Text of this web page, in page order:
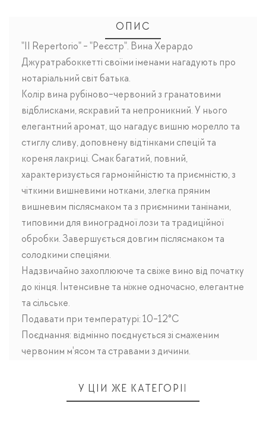
ОПИС
"Il Repertorio" - "Реєстр". Вина Херардо
Джуратрабоккетті своїми іменами нагадують про
нотаріальний світ батька.
Колір вина рубіново-червоний з гранатовими
відблисками, яскравий та непроникний. У нього
елегантний аромат, що нагадує вишню морелло та
стиглу сливу, доповнену відтінками спецій та
кореня лакриці. Смак багатий, повний,
характеризується гармонійністю та приємністю, з
чіткими вишневими нотками, злегка пряним
вишневим післясмаком та з приємними танінами,
типовими для виноградної лози та традиційної
обробки. Завершується довгим післясмаком та
солодкими спеціями.
Надзвичайно захоплююче та свіже вино від початку
до кінця. Інтенсивне та ніжне одночасно, елегантне
та сільське.
Подавати при температурі: 10-12°C
Поєднання: відмінно поєднується зі смаженим
червоним м'ясом та стравами з дичини.
У ЦІЙ ЖЕ КАТЕГОРІЇ